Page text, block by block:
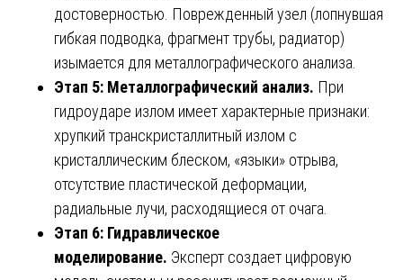
достоверностью. Поврежденный узел (лопнувшая
гибкая подводка, фрагмент трубы, радиатор)
изымается для металлографического анализа.
Этап 5: Металлографический анализ. При
гидроударе излом имеет характерные признаки:
хрупкий транскристаллитный излом с
кристаллическим блеском, «языки» отрыва,
отсутствие пластической деформации,
радиальные лучи, расходящиеся от очага.
Этап 6: Гидравлическое
моделирование. Эксперт создает цифровую